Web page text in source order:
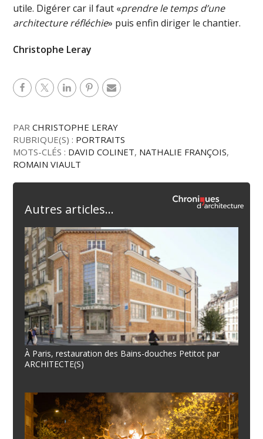
utile. Digérer car il faut «prendre le temps d’une
architecture réfléchie» puis enfin diriger le chantier.
Christophe Leray
PARCHRISTOPHE LERAY
RUBRIQUE(S) : PORTRAITS
MOTS-CLÉS : DAVID COLINET, NATHALIE FRANÇOIS,
ROMAIN VIAULT
Autres articles...
À Paris, restauration des Bains-douches Petitot par
ARCHITECTE(S)